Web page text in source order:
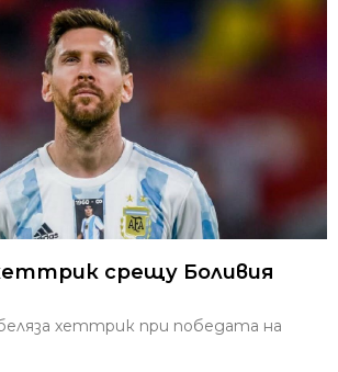
срещу Боливия
хеттрик при победата на